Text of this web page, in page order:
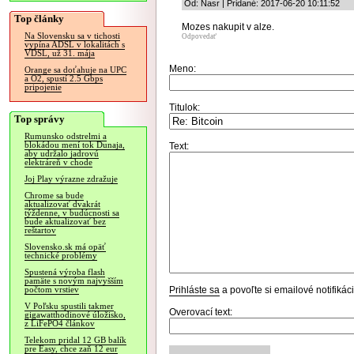
Top články
Na Slovensku sa v tichosti
vypína ADSL v lokalitách s
VDSL, už 31. mája
Orange sa doťahuje na UPC
a O2, spustí 2.5 Gbps
pripojenie
Top správy
Rumunsko odstrelmi a
blokádou mení tok Dunaja,
aby udržalo jadrovú
elektráreň v chode
Joj Play výrazne zdražuje
Chrome sa bude
aktualizovať dvakrát
týždenne, v budúcnosti sa
bude aktualizovať bez
reštartov
Slovensko.sk má opäť
technické problémy
Spustená výroba flash
pamäte s novým najvyšším
počtom vrstiev
V Poľsku spustili takmer
gigawatthodinové úložisko,
z LiFePO4 článkov
Telekom pridal 12 GB balík
pre Easy, chce zaň 12 eur
Od: Nasr | Pridané: 2017-06-20 10:11:52
Mozes nakupit v alze.
Odpovedať
Meno:
Titulok:
Text:
Prihláste sa a povoľte si emailové
Overovací text: